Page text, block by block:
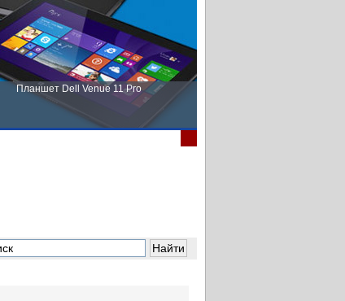
Планшет Dell Venue 11 Pro